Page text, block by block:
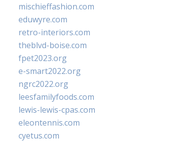
mischieffashion.com
eduwyre.com
retro-interiors.com
theblvd-boise.com
fpet2023.org
e-smart2022.org
ngrc2022.org
leesfamilyfoods.com
lewis-lewis-cpas.com
eleontennis.com
cyetus.com